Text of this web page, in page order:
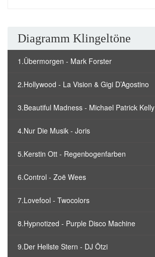
Diagramm Klingeltöne
1.Übermorgen - Mark Forster
2.Hollywood - La Vision & Gigi D’Agostino
3.Beautiful Madness - Michael Patrick Kelly
4.Nur Die Musik - Joris
5.Kerstin Ott - Regenbogenfarben
6.Control - Zoë Wees
7.Lovefool - Twocolors
8.Hypnotized - Purple Disco Machine
9.Der Hellste Stern - DJ Ötzi